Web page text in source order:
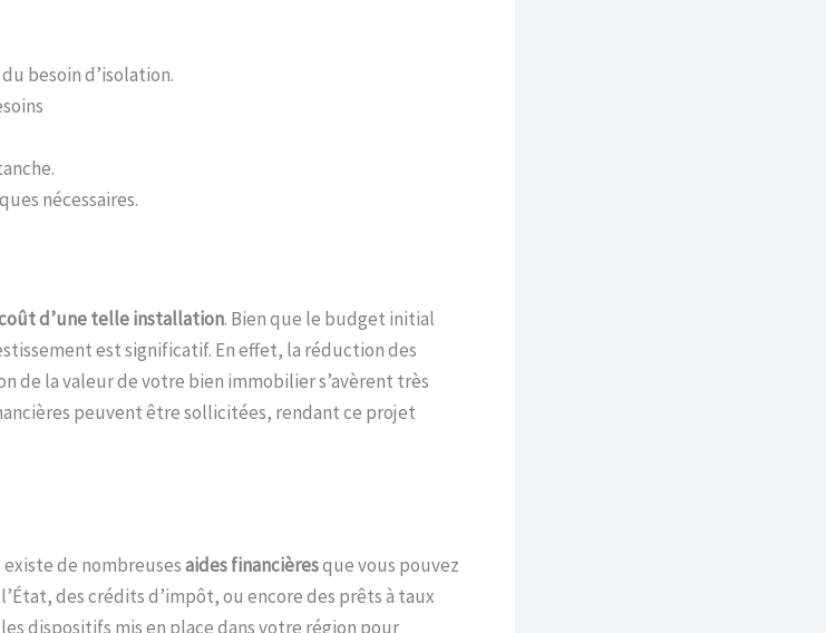
besoin d’isolation.
nécessaires.
d’une telle installation. Bien que le budget initial
est significatif. En effet, la réduction des
de la valeur de votre bien immobilier s’avèrent très
peuvent être sollicitées, rendant ce projet
de nombreusesaides financièresque vous pouvez
des crédits d’impôt, ou encore des prêts à taux
dispositifs mis en place dans votre région pour